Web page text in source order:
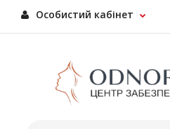
Особистий кабінет